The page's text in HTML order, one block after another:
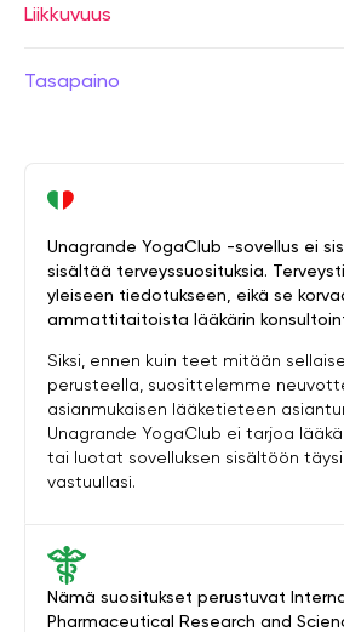
Liikkuvuus
Tasapaino
Nämä suositukset perustuvat
Pharmaceutical Research and
Unagrande YogaClub -sovellus ei
sisältää terveyssuosituksia.
yleiseen tiedotukseen, eikä se
ammattitaitoista lääkärin
Siksi, ennen kuin teet mitään
perusteella, suosittelemme
asianmukaisen lääketieteen
Unagrande YogaClub ei tarjoa
tai luotat sovelluksen sisältöön
vastuullasi.